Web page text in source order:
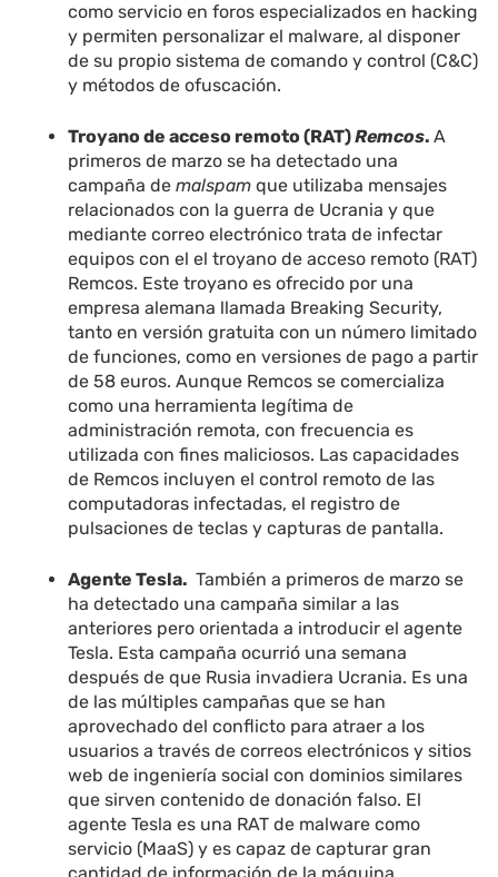
como servicio en foros especializados en hacking
y permiten personalizar el malware, al disponer
de su propio sistema de comando y control (C&C)
y métodos de ofuscación.
Troyano de acceso remoto (RAT)Remcos.A
primeros de marzo se ha detectado una
campaña demalspam que utilizaba mensajes
relacionados con la guerra de Ucrania y que
mediante correo electrónico trata de infectar
equipos con el el troyano de acceso remoto (RAT)
Remcos. Este troyano es ofrecido por una
empresa alemana llamada Breaking Security,
tanto en versión gratuita con un número limitado
de funciones, como en versiones de pago a partir
de 58 euros. Aunque Remcos se comercializa
como una herramienta legítima de
administración remota, con frecuencia es
utilizada con fines maliciosos. Las capacidades
de Remcos incluyen el control remoto de las
computadoras infectadas, el registro de
pulsaciones de teclas y capturas de pantalla.
Agente Tesla. También a primeros de marzo se
ha detectado una campaña similar a las
anteriores pero orientada a introducir el agente
Tesla. Esta campaña ocurrió una semana
después de que Rusia invadiera Ucrania. Es una
de las múltiples campañas que se han
aprovechado del conflicto para atraer a los
usuarios a través de correos electrónicos y sitios
web de ingeniería social con dominios similares
que sirven contenido de donación falso. El
agente Tesla es una RAT de malware como
servicio (MaaS) y es capaz de capturar gran